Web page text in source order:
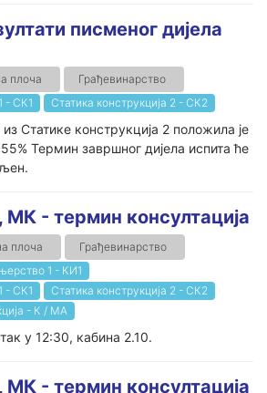
писменог дијела
плоча
Грађевинарство
- СК1
Статика конструкција 2 - СК2
Статике конструкција 2 положила је
Термин завршног дијела испита ће
- термин консултација
плоча
Грађевинарство
1 - КИ1
- СК1
Статика конструкција 2 - СК2
- К / МА
у 12:30, кабина 2.10.
- термин консултација